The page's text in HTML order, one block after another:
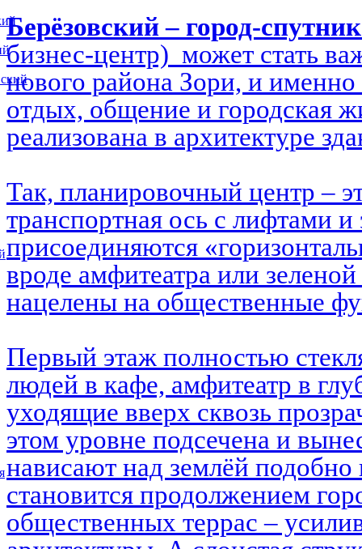
Берёзовский – город-
бизнес-центр) может стать
нового района Зори, и именно
отдых, общение и городская
реализована в архитектуре
Так, планировочный центр –
транспортная ось с лифтами и
присоединяются
вроде амфитеатра или
нацелены на общественные
Первый этаж полностью
людей в кафе, амфитеатр в
уходящие вверх сквозь
этом уровне подсечена и
нависают над землёй
становится продолжением
общественных террас –